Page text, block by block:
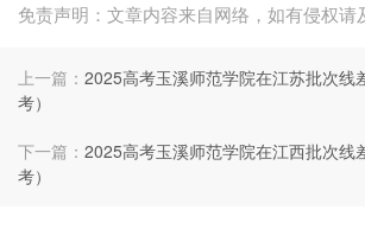
免责声明：文章内容来自网络，如有侵权请
上一篇： 2025高考玉溪师范学院在江苏批次线
考）
下一篇： 2025高考玉溪师范学院在江西批次线
考）